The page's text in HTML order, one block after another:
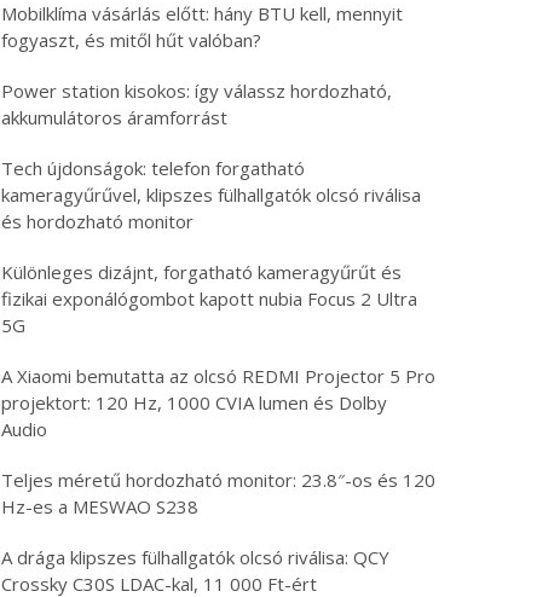
Mobilklíma vásárlás előtt: hány BTU kell, mennyit
fogyaszt, és mitől hűt valóban?
Power station kisokos: így válassz hordozható,
akkumulátoros áramforrást
Tech újdonságok: telefon forgatható
kameragyűrűvel, klipszes fülhallgatók olcsó riválisa
és hordozható monitor
Különleges dizájnt, forgatható kameragyűrűt és
fizikai exponálógombot kapott nubia Focus 2 Ultra
5G
A Xiaomi bemutatta az olcsó REDMI Projector 5 Pro
projektort: 120 Hz, 1000 CVIA lumen és Dolby
Audio
Teljes méretű hordozható monitor: 23.8″-os és 120
Hz-es a MESWAO S238
A drága klipszes fülhallgatók olcsó riválisa: QCY
Crossky C30S LDAC-kal, 11 000 Ft-ért